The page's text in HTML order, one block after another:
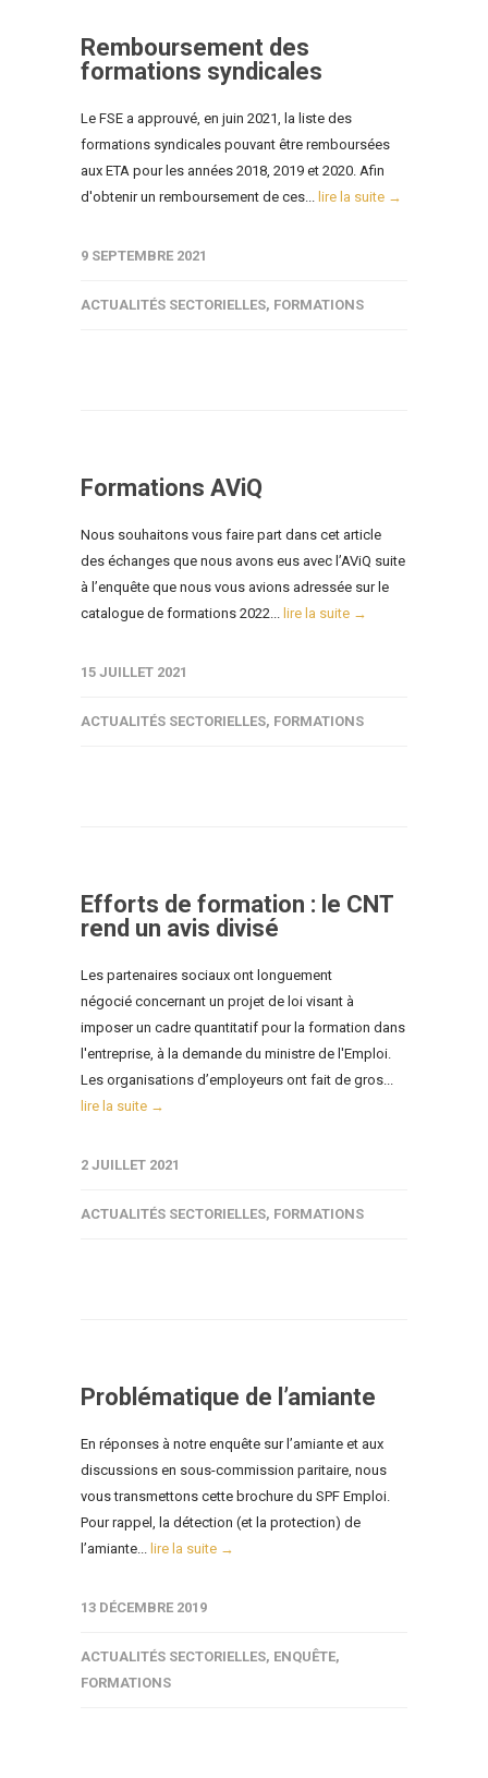
Remboursement des
formations syndicales
Le FSE a approuvé, en juin 2021, la liste des
formations syndicales pouvant être remboursées
aux ETA pour les années 2018, 2019 et 2020. Afin
d'obtenir un remboursement de ces... lire la suite →
9 SEPTEMBRE 2021
ACTUALITÉS SECTORIELLES, FORMATIONS
Formations AViQ
Nous souhaitons vous faire part dans cet article
des échanges que nous avons eus avec l’AViQ suite
à l’enquête que nous vous avions adressée sur le
catalogue de formations 2022... lire la suite →
15 JUILLET 2021
ACTUALITÉS SECTORIELLES, FORMATIONS
Efforts de formation : le CNT
rend un avis divisé
Les partenaires sociaux ont longuement
négocié concernant un projet de loi visant à
imposer un cadre quantitatif pour la formation dans
l'entreprise, à la demande du ministre de l'Emploi.
Les organisations d’employeurs ont fait de gros...
lire la suite →
2 JUILLET 2021
ACTUALITÉS SECTORIELLES, FORMATIONS
Problématique de l’amiante
En réponses à notre enquête sur l’amiante et aux
discussions en sous-commission paritaire, nous
vous transmettons cette brochure du SPF Emploi.
Pour rappel, la détection (et la protection) de
l’amiante... lire la suite →
13 DÉCEMBRE 2019
ACTUALITÉS SECTORIELLES, ENQUÊTE,
FORMATIONS